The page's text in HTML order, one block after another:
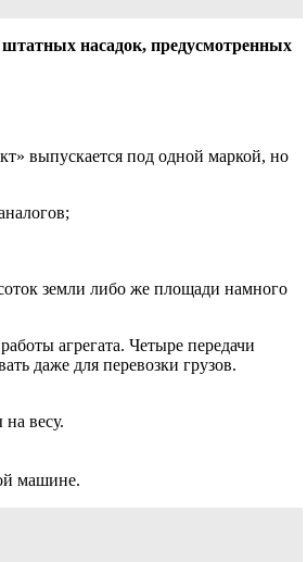
насадок, предусмотренных
выпускается под одной маркой, но
соток земли либо же площади намного
агрегата. Четыре передачи
даже для перевозки грузов.
весу.
машине.